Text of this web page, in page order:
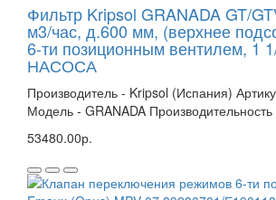
Фильтр Kripsol GRANADA GT/
м3/час, д.600 мм, (верхнее
6-ти позиционным вентилем, 1
НАСОСА
Производитель - Kripsol (Испания)
Модель - GRANADA
53480.00р.